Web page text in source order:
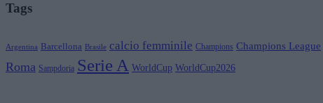
Tags
Argentina Barcellona Brasile calcio femminile Champions Champions League
Roma Sampdoria Serie A WorldCup WorldCup2026